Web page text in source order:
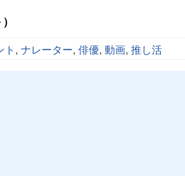
ト, ナレーター, 俳優, 動画, 推し活